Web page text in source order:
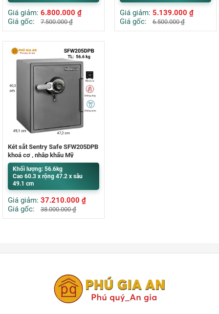
Giá giảm: 6.800.000 ₫
Giá gốc:
7.500.000₫
Giá giảm: 5.139.000 ₫
Giá gốc:
6.500.000₫
Két sắt Sentry Safe SFW205DPB
khoá cơ , nhập khẩu Mỹ
Khối lượng: 56.6kg
Cao 60.3 x rộng 47.2 x sâu
49.1 cm
Giá giảm: 37.210.000 ₫
Giá gốc:
38.000.000₫